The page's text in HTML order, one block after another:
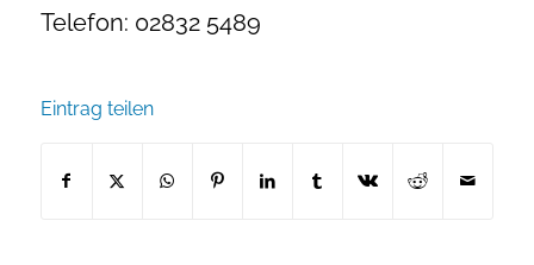
Telefon: 02832 5489
Eintrag teilen